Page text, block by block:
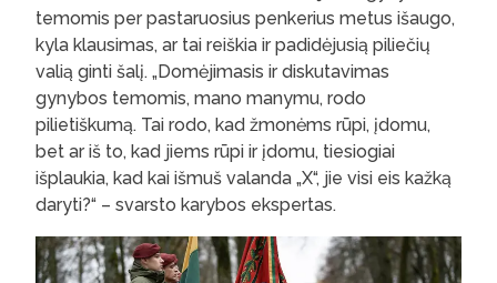
temomis per pastaruosius penkerius metus išaugo,
kyla klausimas, ar tai reiškia ir padidėjusią piliečių
valią ginti šalį. „Domėjimasis ir diskutavimas
gynybos temomis, mano manymu, rodo
pilietiškumą. Tai rodo, kad žmonėms rūpi, įdomu,
bet ar iš to, kad jiems rūpi ir įdomu, tiesiogiai
išplaukia, kad kai išmuš valanda „X“, jie visi eis kažką
daryti?“ – svarsto karybos ekspertas.